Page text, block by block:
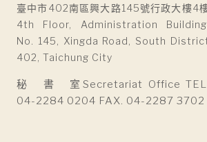
臺中市402南區興大路145號行政大樓4
4th Floor, Administration Building,
No. 145, Xingda Road, South
402, Taichung City
秘 書 室Secretariat Office
04-2284 0204 FAX. 04-2287 3702